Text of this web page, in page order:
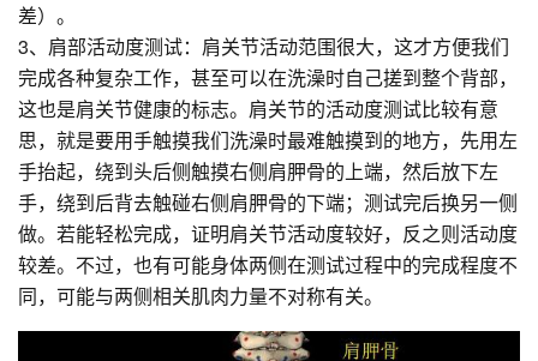
差）。
3、肩部活动度测试：肩关节活动范围很大，这才方便我们
完成各种复杂工作，甚至可以在洗澡时自己搓到整个背部，
这也是肩关节健康的标志。肩关节的活动度测试比较有意
思，就是要用手触摸我们洗澡时最难触摸到的地方，先用左
手抬起，绕到头后侧触摸右侧肩胛骨的上端，然后放下左
手，绕到后背去触碰右侧肩胛骨的下端；测试完后换另一侧
做。若能轻松完成，证明肩关节活动度较好，反之则活动度
较差。不过，也有可能身体两侧在测试过程中的完成程度不
同，可能与两侧相关肌肉力量不对称有关。